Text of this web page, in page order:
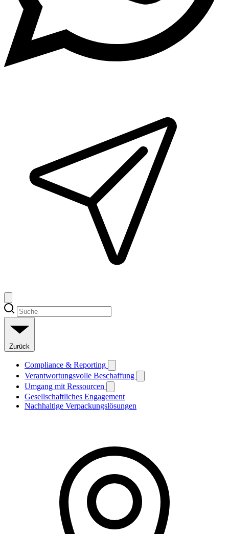
Zurück
Compliance & Reporting
Verantwortungsvolle Beschaffung
Umgang mit Ressourcen
Gesellschaftliches Engagement
Nachhaltige Verpackungslösungen